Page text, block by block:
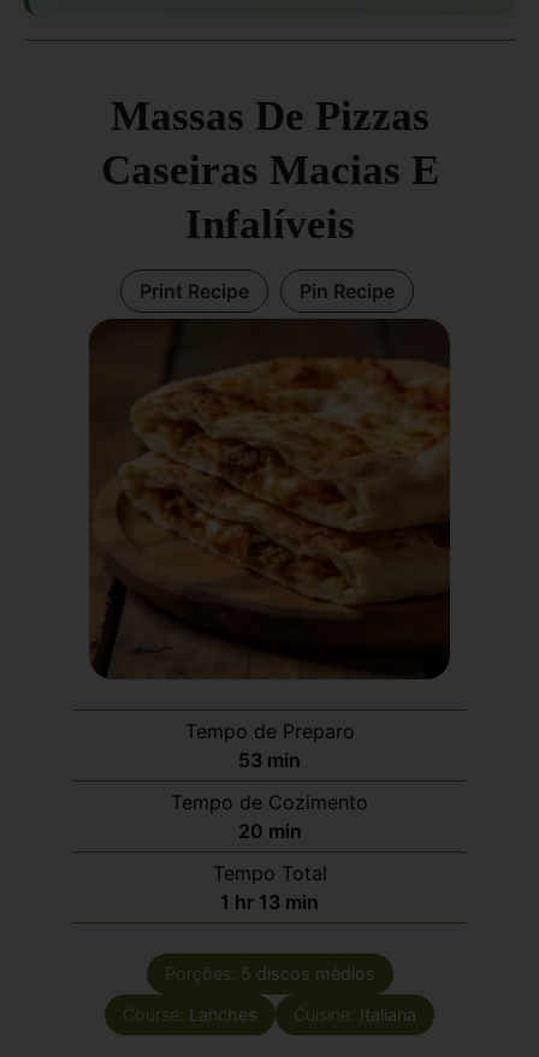
Massas De Pizzas
Caseiras Macias E
Infalíveis
Print Recipe Pin Recipe
Tempo de Preparo
53 min
Tempo de Cozimento
20 min
Tempo Total
1 hr 13 min
Porções: 5 discos médios
Course: Lanches Cuisine: Italiana